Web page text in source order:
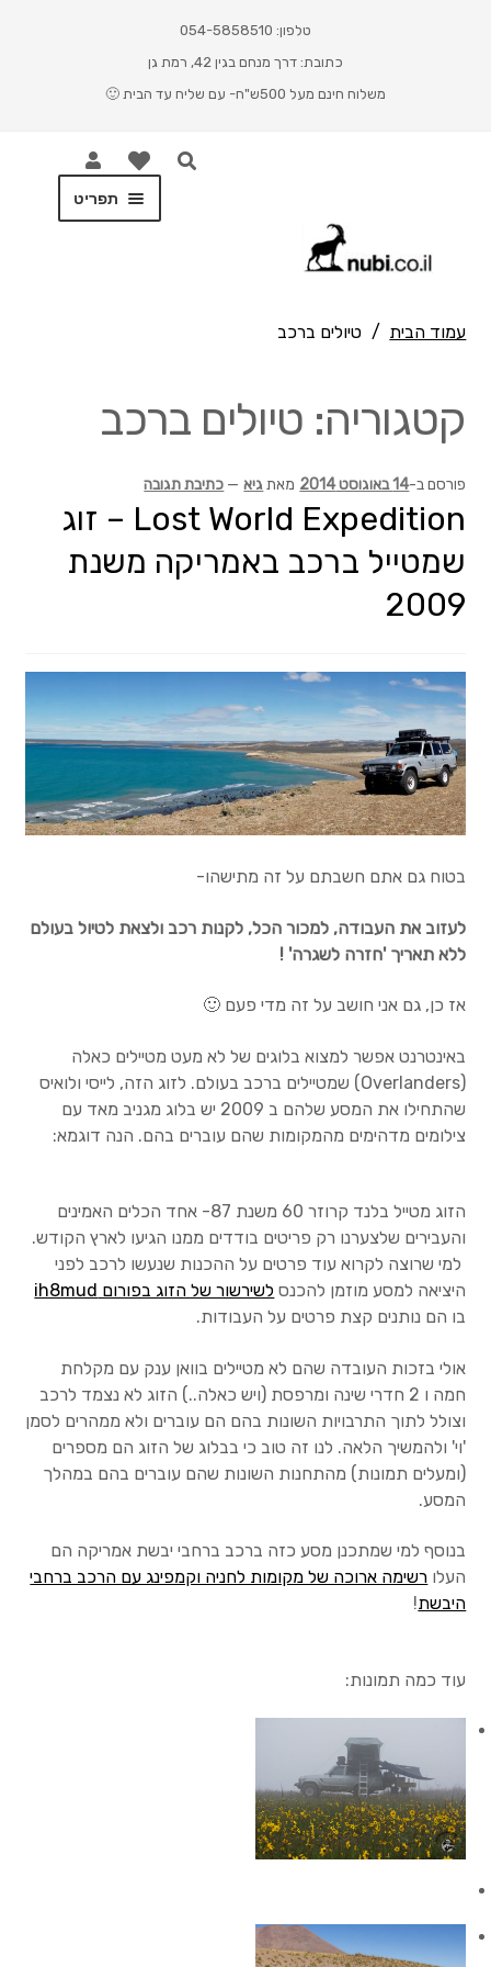
טלפון: 054-5858510
כתובת: דרך מנחם בגין 42, רמת גן
משלוח חינם מעל 500ש"ח- עם שליח עד הבית 🙂
תפריט
ראשי
My account
Shop
Wishlists
Create a List
Manage List
View a List
איך זה עובד?
אחריות
עלויות
הסכם השכירות
ציוד
מעילים מבודדים
מעילים קשיחים
ציוד בישול
שקי שינה ומזרנים
טלפונים לוויניים
תרמילים גדולים (45 ליטר +)
מכשירי ניווט לשטח
חשמל בשטח
לקוחות מספרים
אודות
עמוד הבית / טיולים ברכב
קטגוריה: טיולים ברכב
פורסם ב-14 באוגוסט 2014 מאתגיא — כתיבת תגובה
Lost World Expedition – זוג
שמטייל ברכב באמריקה משנת
2009
בטוח גם אתם חשבתם על זה מתישהו-
לעזוב את העבודה, למכור הכל, לקנות רכב ולצאת לטיול בעולם
ללא תאריך 'חזרה לשגרה' !
אז כן, גם אני חושב על זה מדי פעם 🙂
באינטרנט אפשר למצוא בלוגים של לא מעט מטיילים כאלה
(Overlanders) שמטיילים ברכב בעולם. לזוג הזה, לייסי ולואיס
שהתחילו את המסע שלהם ב 2009 יש בלוג מגניב מאד עם
צילומים מדהימים מהמקומות שהם עוברים בהם. הנה דוגמא:
הזוג מטייל בלנד קרוזר 60 משנת 87- אחד הכלים האמינים
והעבירים שלצערנו רק פריטים בודדים ממנו הגיעו לארץ הקודש.
למי שרוצה לקרוא עוד פרטים על ההכנות שנעשו לרכב לפני
היציאה למסע מוזמן להכנס לשירשור של הזוג בפורום ih8mud
בו הם נותנים קצת פרטים על העבודות.
אולי בזכות העובדה שהם לא מטיילים בוואן ענק עם מקלחת
חמה ו 2 חדרי שינה ומרפסת (ויש כאלה..) הזוג לא נצמד לרכב
וצולל לתוך התרבויות השונות בהם הם עוברים ולא ממהרים לסמן
'וי' ולהמשיך הלאה. לנו זה טוב כי בבלוג של הזוג הם מספרים
(ומעלים תמונות) מהתחנות השונות שהם עוברים בהם במהלך
המסע.
בנוסף למי שמתכנן מסע כזה ברכב ברחבי יבשת אמריקה הם
העלו רשימה ארוכה של מקומות לחניה וקמפינג עם הרכב ברחבי
היבשת!
עוד כמה תמונות: